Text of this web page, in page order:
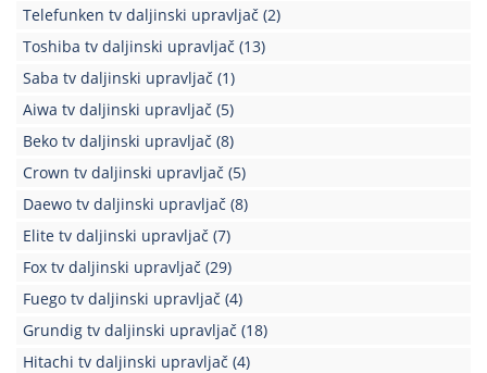
Telefunken tv daljinski upravljač (2)
Toshiba tv daljinski upravljač (13)
Saba tv daljinski upravljač (1)
Aiwa tv daljinski upravljač (5)
Beko tv daljinski upravljač (8)
Crown tv daljinski upravljač (5)
Daewo tv daljinski upravljač (8)
Elite tv daljinski upravljač (7)
Fox tv daljinski upravljač (29)
Fuego tv daljinski upravljač (4)
Grundig tv daljinski upravljač (18)
Hitachi tv daljinski upravljač (4)